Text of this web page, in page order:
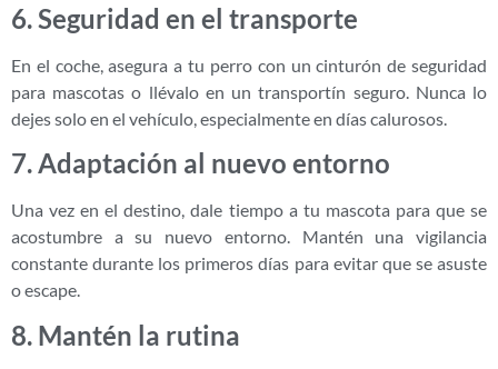
6. Seguridad en el transporte
En el coche, asegura a tu perro con un cinturón de seguridad
para mascotas o llévalo en un transportín seguro. Nunca lo
dejes solo en el vehículo, especialmente en días calurosos.
7. Adaptación al nuevo entorno
Una vez en el destino, dale tiempo a tu mascota para que se
acostumbre a su nuevo entorno. Mantén una vigilancia
constante durante los primeros días para evitar que se asuste
o escape.
8. Mantén la rutina